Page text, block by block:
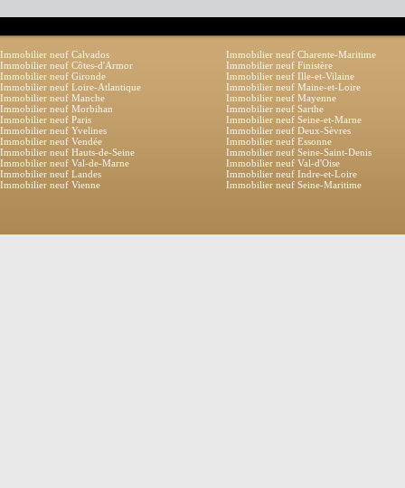
Immobilier neuf Calvados
Immobilier neuf Charente-Maritime
Immobilier neuf Côtes-d'Armor
Immobilier neuf Finistère
Immobilier neuf Gironde
Immobilier neuf Ille-et-Vilaine
Immobilier neuf Loire-Atlantique
Immobilier neuf Maine-et-Loire
Immobilier neuf Manche
Immobilier neuf Mayenne
Immobilier neuf Morbihan
Immobilier neuf Sarthe
Immobilier neuf Paris
Immobilier neuf Seine-et-Marne
Immobilier neuf Yvelines
Immobilier neuf Deux-Sèvres
Immobilier neuf Vendée
Immobilier neuf Essonne
Immobilier neuf Hauts-de-Seine
Immobilier neuf Seine-Saint-Denis
Immobilier neuf Val-de-Marne
Immobilier neuf Val-d'Oise
Immobilier neuf Landes
Immobilier neuf Indre-et-Loire
Immobilier neuf Vienne
Immobilier neuf Seine-Maritime